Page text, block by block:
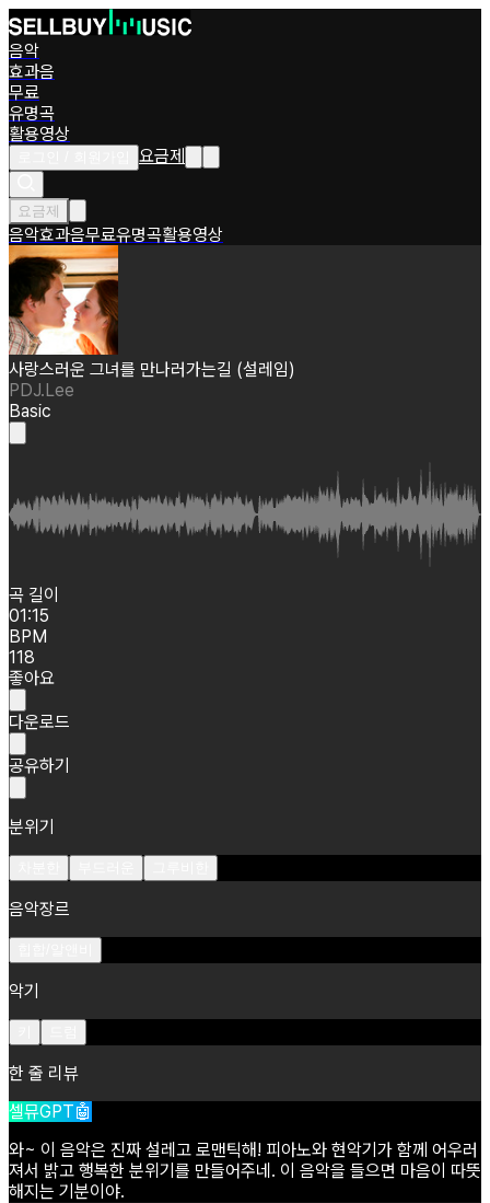
음악
효과음
무료
유명곡
활용영상
요금제
요금제
음악효과음무료유명곡활용영상
사랑스러운 그녀를 만나러가는길 (설레임)
PDJ.Lee
Basic
곡 길이
01:15
BPM
118
좋아요
다운로드
공유하기
분위기
음악장르
악기
한 줄 리뷰
셀뮤GPT🤖
와~ 이 음악은 진짜 설레고 로맨틱해! 피아노와 현악기가 함께 어우러
져서 밝고 행복한 분위기를 만들어주네. 이 음악을 들으면 마음이 따뜻
해지는 기분이야.